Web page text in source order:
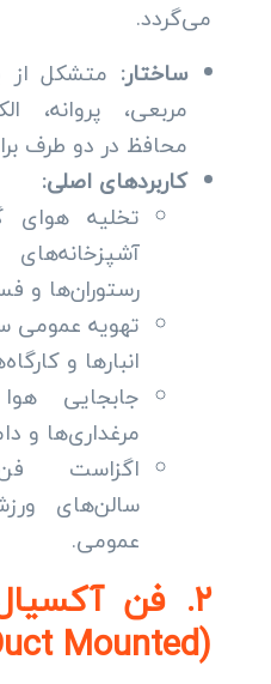
می‌گردد.
ساختار: متشکل از
مربعی، پروانه،
محافظ در دو طرف
کاربردهای اصلی:
تخلیه هوای
رستوران‌ها و
تهویه عمومی
انبارها و
جابجایی
مرغداری‌ها و
اگزاست فن
سالن‌های
عمومی.
۲. فن
(Duct Mounted)